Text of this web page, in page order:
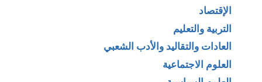
الإقتصاد
التربية والتعليم
العادات والتقاليد والأدب الشعبي
العلوم الاجتماعية